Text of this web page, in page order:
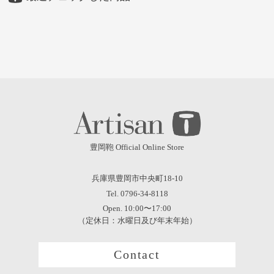
豊岡鞄 Official Online Store
兵庫県豊岡市中央町18-10
Tel. 0796-34-8118
Open. 10:00〜17:00
（定休日：水曜日及び年末年始）
Contact